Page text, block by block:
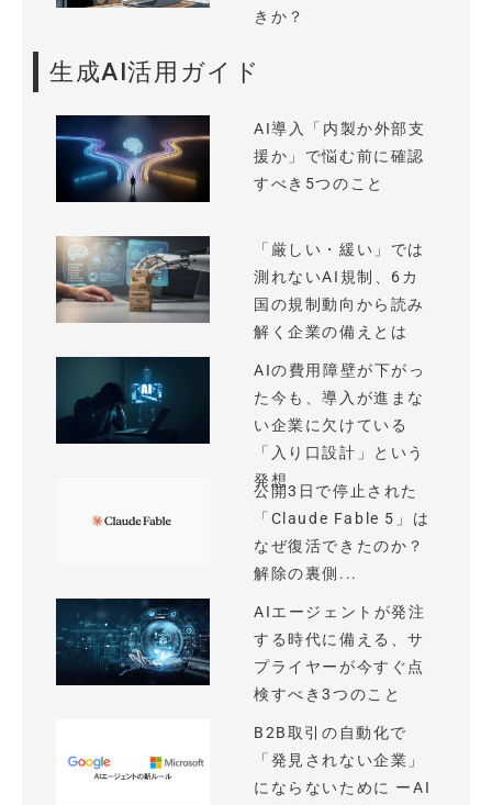
きか？
生成AI活用ガイド
AI導入「内製か外部支
援か」で悩む前に確認
すべき5つのこと
「厳しい・緩い」では
測れないAI規制、6カ
国の規制動向から読み
解く企業の備えとは
AIの費用障壁が下がっ
た今も、導入が進まな
い企業に欠けている
「入り口設計」という
発想
公開3日で停止された
「Claude Fable 5」は
なぜ復活できたのか？
解除の裏側...
AIエージェントが発注
する時代に備える、サ
プライヤーが今すぐ点
検すべき3つのこと
B2B取引の自動化で
「発見されない企業」
にならないために ーAI